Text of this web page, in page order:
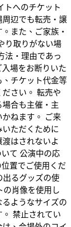
トへのチケット
辺でも転売・譲
また、ご家族・
り取りがない場
法・理由であっ
場をお断りいた
チケット代金等
さい。 転売や
合も主催・主
ねます。 ご来
ただくために
はされないよ
て 公演中の応
置でご使用くだ
出るグッズの使
の肖像を使用し
ようなサイズの
禁止されてい